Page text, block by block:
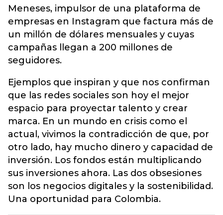
Meneses, impulsor de una plataforma de
empresas en Instagram que factura más de
un millón de dólares mensuales y cuyas
campañas llegan a 200 millones de
seguidores.
Ejemplos que inspiran y que nos confirman
que las redes sociales son hoy el mejor
espacio para proyectar talento y crear
marca. En un mundo en crisis como el
actual, vivimos la contradicción de que, por
otro lado, hay mucho dinero y capacidad de
inversión. Los fondos están multiplicando
sus inversiones ahora. Las dos obsesiones
son los negocios digitales y la sostenibilidad.
Una oportunidad para Colombia.